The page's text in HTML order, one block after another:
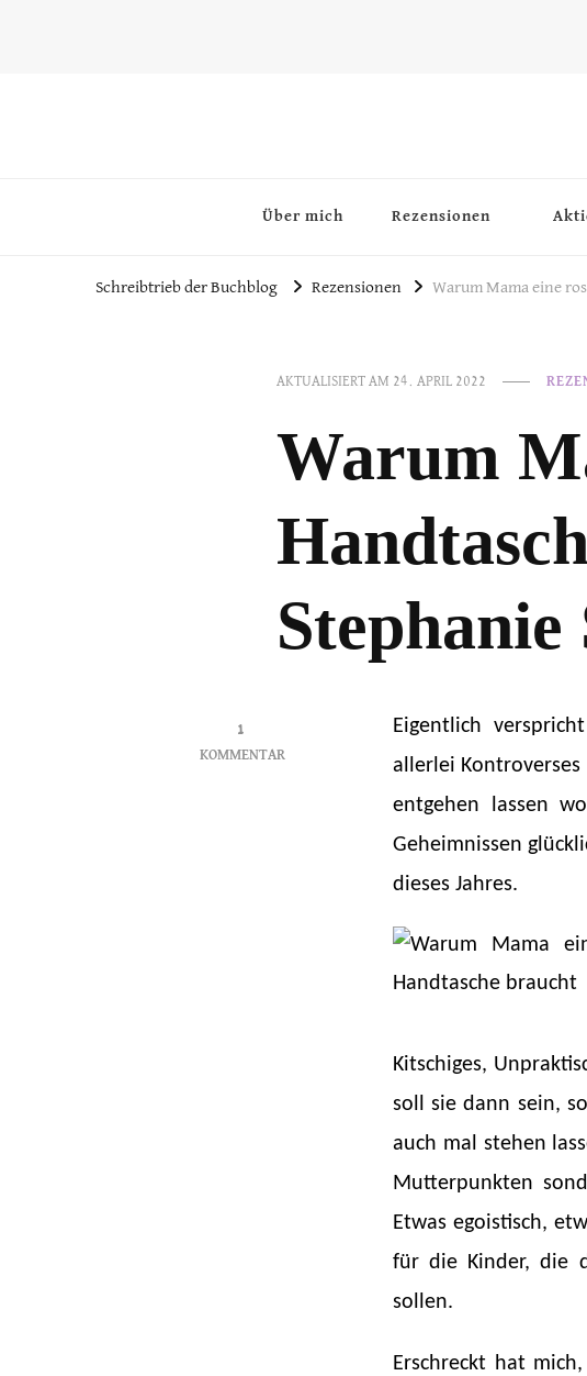
Über mich Rezensionen
Schreibtrieb der Buchblog Rezensionen Warum Mama eine
AKTUALISIERT AM 24. APRIL 2022
Warum
1
KOMMENTAR
Eigentlich
allerlei
entgehen lassen
Geheimnissen
dieses Jahres.
Kitschiges,
soll sie dann sein,
auch mal stehen
Mutterpunkten
Etwas egoistisch,
für die Kinder, die
sollen.
Erschreckt hat